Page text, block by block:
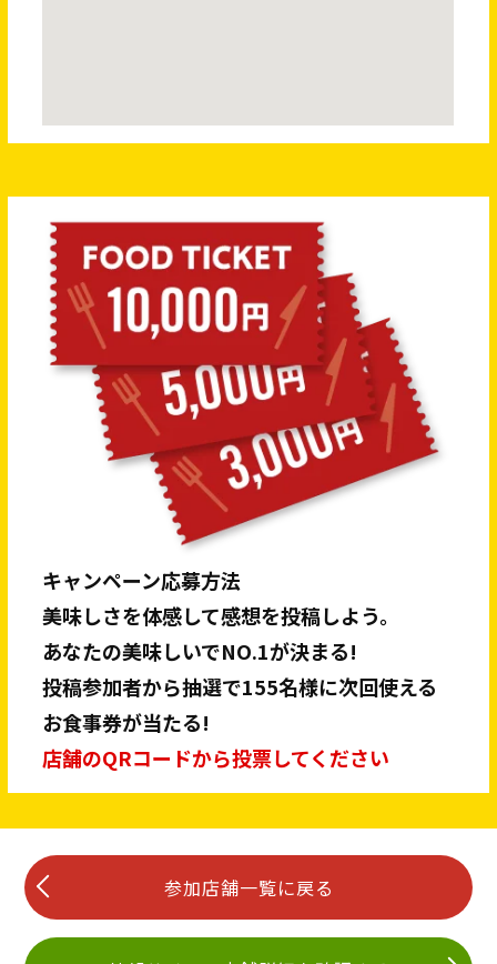
キャンペーン応募方法
美味しさを体感して感想を投稿しよう。
あなたの美味しいでNO.1が決まる!
投稿参加者から抽選で155名様に次回使える
お食事券が当たる!
店舗のQRコードから投票してください
参加店舗一覧に戻る